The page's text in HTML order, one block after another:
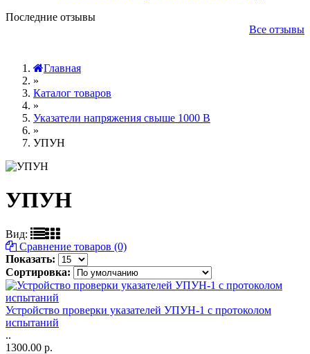
Последние отзывы
Все отзывы
Главная
»
Каталог товаров
»
Указатели напряжения свыше 1000 В
»
УПУН
УПУН
Вид:
Сравнение товаров (0)
Показать:
Сортировка:
Устройство проверки указателей УПУН-1 с протоколом
испытаний
..
1300.00 р.